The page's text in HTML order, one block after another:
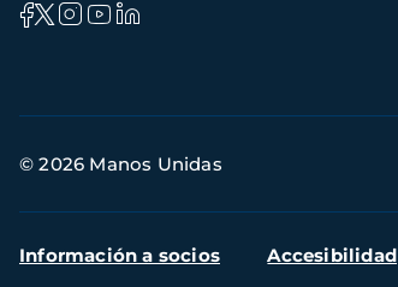
de
© 2026 Manos Unidas
Menú
Información a socios Accesibilidad